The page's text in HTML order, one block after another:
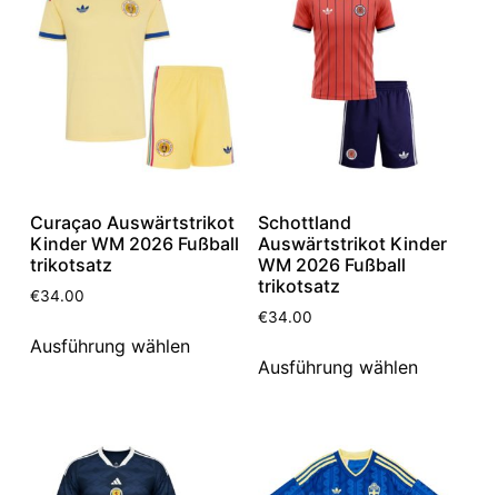
Curaçao Auswärtstrikot
Kinder WM 2026 Fußball
trikotsatz
€34.00
Ausführung wählen
Schottland
Auswärtstrikot Kinder
WM 2026 Fußball
trikotsatz
€34.00
Ausführung wählen